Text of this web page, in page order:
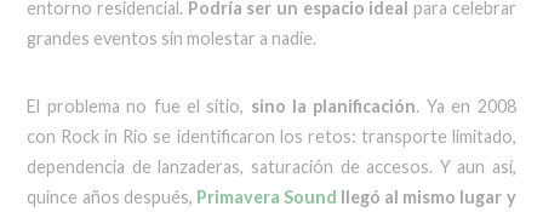
entorno residencial. Podría ser un espacio ideal para celebrar
grandes eventos sin molestar a nadie.
El problema no fue el sitio, sino la planificación. Ya en 2008
con Rock in Rio se identificaron los retos: transporte limitado,
dependencia de lanzaderas, saturación de accesos. Y aun así,
quince años después, Primavera Sound llegó al mismo lugar y